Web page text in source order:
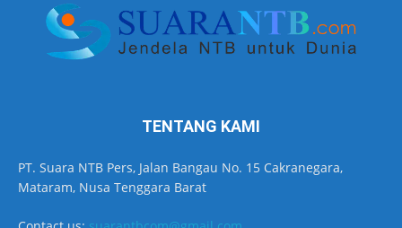
TENTANG KAMI
PT. Suara NTB Pers, Jalan Bangau No. 15 Cakranegara,
Mataram, Nusa Tenggara Barat